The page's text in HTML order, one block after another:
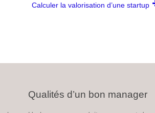
Calculer la valorisation d’une startup
Qualités d’un bon manager